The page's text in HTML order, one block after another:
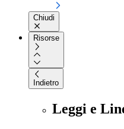
Chiudi
Risorse
Indietro
Leggi e